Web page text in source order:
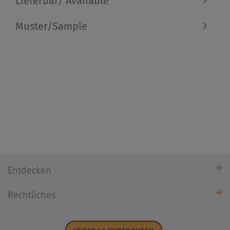
Muster/Sample
Entdecken
Öffnungszeiten
Rechtliches